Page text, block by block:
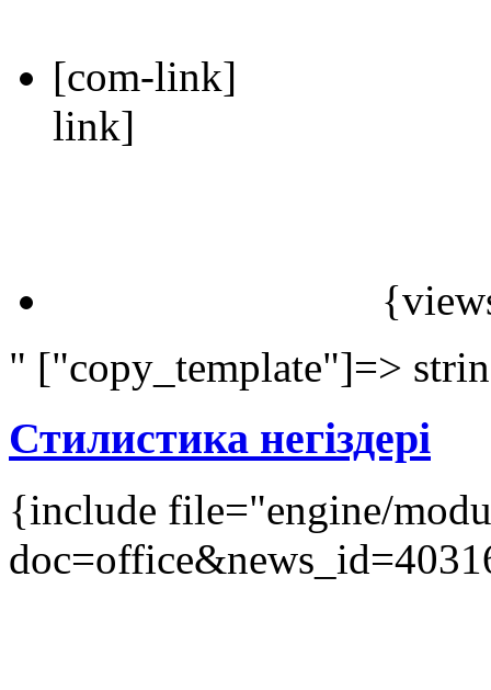
[com-link]
link]
" ["copy_template"]=>
Стилистика негіздері
{include file="engine/